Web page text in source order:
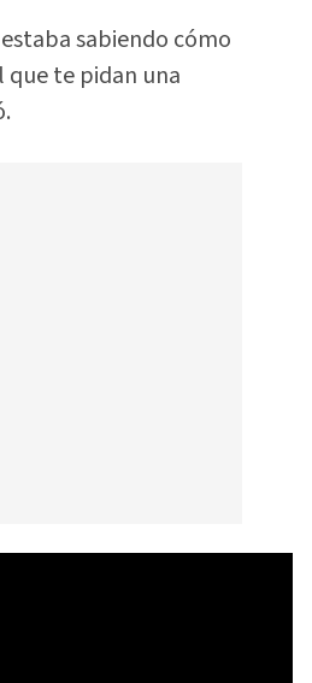
sabiendo cómo
que te pidan una